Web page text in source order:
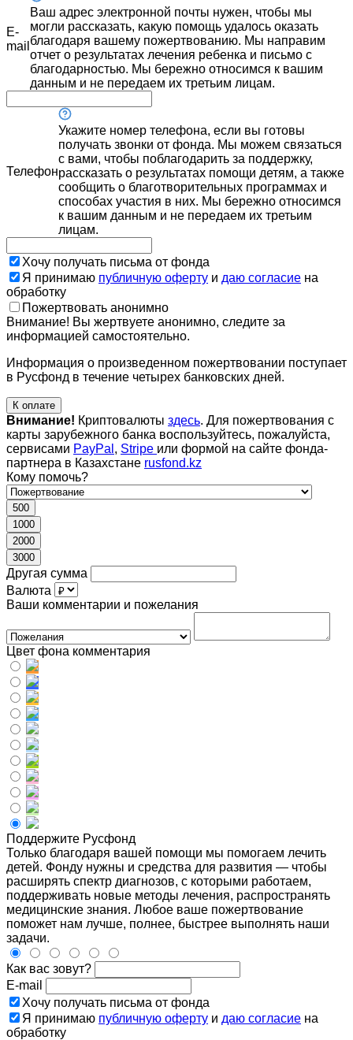
E-
mail
Ваш адрес электронной почты нужен, чтобы мы
могли рассказать, какую помощь удалось оказать
благодаря вашему пожертвованию. Мы направим
отчет о результатах лечения ребенка и письмо с
благодарностью. Мы бережно относимся к вашим
данным и не передаем их третьим лицам.
Телефон
Укажите номер телефона, если вы готовы
получать звонки от фонда. Мы можем связаться
с вами, чтобы поблагодарить за поддержку,
рассказать о результатах помощи детям, а также
сообщить о благотворительных программах и
способах участия в них. Мы бережно относимся
к вашим данным и не передаем их третьим
лицам.
Хочу получать письма от фонда
Я принимаю публичную оферту и даю согласие на
обработку
Пожертвовать анонимно
Внимание! Вы жертвуете анонимно, следите за
информацией самостоятельно.
Информация о произведенном пожертвовании поступает
в Русфонд в течение четырех банковских дней.
К оплате
Внимание! Криптовалюты здесь. Для пожертвования с
карты зарубежного банка воспользуйтесь, пожалуйста,
сервисами PayPal , Stripe или формой на сайте фонда-
партнера в Казахстане rusfond.kz
Кому помочь?
500
1000
2000
3000
Другая сумма
Валюта
Ваши комментарии и пожелания
Цвет фона комментария
Поддержите Русфонд
Только благодаря вашей помощи мы помогаем лечить
детей. Фонду нужны и средства для развития — чтобы
расширять спектр диагнозов, с которыми работаем,
поддерживать новые методы лечения, распространять
медицинские знания. Любое ваше пожертвование
поможет нам лучше, полнее, быстрее выполнять наши
задачи.
Как вас зовут?
E-mail
Хочу получать письма от фонда
Я принимаю публичную оферту и даю согласие на
обработку